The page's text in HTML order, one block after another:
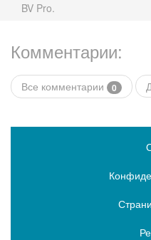
BV Pro.
Комментарии:
Все комментарии 0